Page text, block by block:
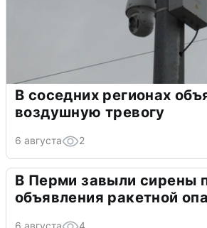
В соседних регионах
воздушную тревогу
6 августа 2
В Перми завыли сирены
объявления ракетной
6 августа 4